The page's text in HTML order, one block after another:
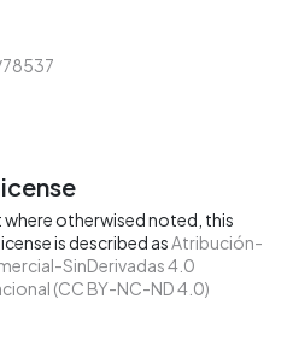
where otherwised noted, this
is described asAtribución-
SinDerivadas 4.0
(CC BY-NC-ND 4.0)